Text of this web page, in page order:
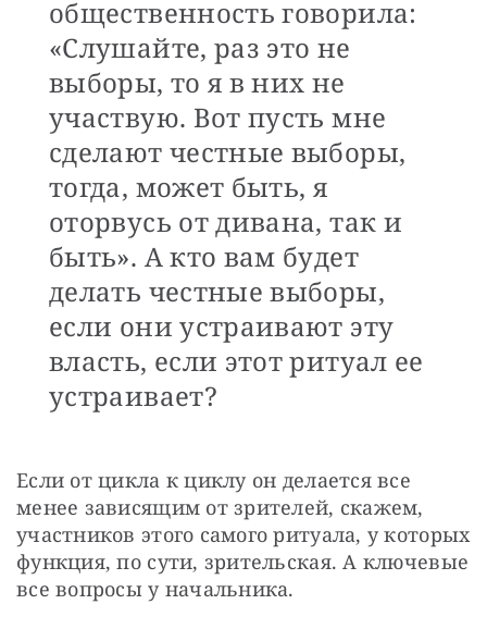
общественность говорила:
«Слушайте, раз это не
выборы, то я в них не
участвую. Вот пусть мне
сделают честные выборы,
тогда, может быть, я
оторвусь от дивана, так и
быть». А кто вам будет
делать честные выборы,
если они устраивают эту
власть, если этот ритуал ее
устраивает?
Если от цикла к циклу он делается все
менее зависящим от зрителей, скажем,
участников этого самого ритуала, у которых
функция, по сути, зрительская. А ключевые
все вопросы у начальника.